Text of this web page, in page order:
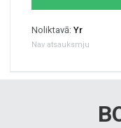
Noliktavā: Yr
Nav atsauksmju